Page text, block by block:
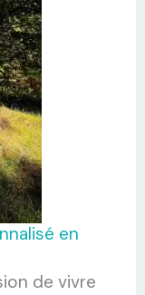
en
de vivre